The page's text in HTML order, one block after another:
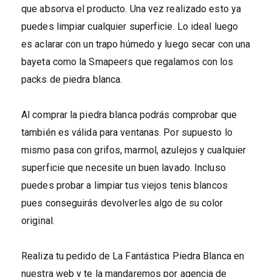
que absorva el producto. Una vez realizado esto ya
puedes limpiar cualquier superficie. Lo ideal luego
es aclarar con un trapo húmedo y luego secar con una
bayeta como la Smapeers que regalamos con los
packs de piedra blanca.
Al comprar la piedra blanca podrás comprobar que
también es válida para ventanas. Por supuesto lo
mismo pasa con grifos, marmol, azulejos y cualquier
superficie que necesite un buen lavado. Incluso
puedes probar a limpiar tus viejos tenis blancos
pues conseguirás devolverles algo de su color
original.
Realiza tu pedido de La Fantástica Piedra Blanca en
nuestra web y te la mandaremos por agencia de